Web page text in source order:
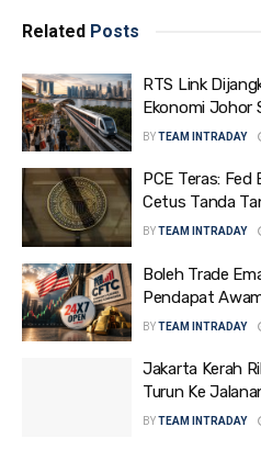
Related Posts
RTS Link
Ekonomi Johor
BYTEAM INTRADAY
PCE Teras:
Cetus Tanda
BYTEAM INTRADAY
Boleh Trade
Pendapat
BYTEAM INTRADAY
Jakarta Kerah
Turun Ke
BYTEAM INTRADAY